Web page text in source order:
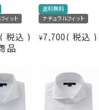
ってつけのシ
ておりますの
ンピマ
ン）
ィット
税込
送料無料
ナチュラルフィット
¥7,700 税込
品